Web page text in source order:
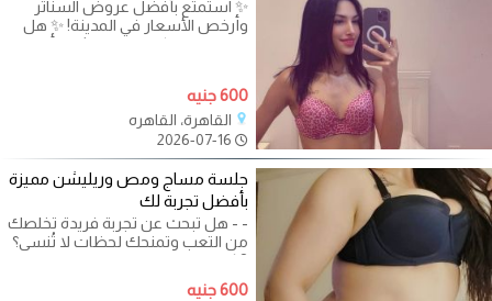
✨ استمتع بأفضل عروض السناتر
وأرخص الأسعار في المدينة! ✨ هل
تبحث عن مركز تدريب موثوق بأسعار
600 جنيه
القاهرة، القاهره
جلسة مساج ومص وريليشن مميزة
بأفضل تجربة لك
- - هل تبحث عن تجربة فريدة تخلصك
من التعب وتمنحك لحظات لا تُنسى؟
? ✅ استمتع بجلسات مميزة ومريحة
مع
600 جنيه